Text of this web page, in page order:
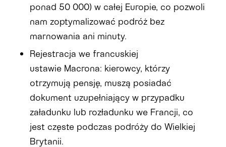
ponad 50 000) w całej Europie, co pozwoli
nam zoptymalizować podróż bez
marnowania ani minuty.
Rejestracja we francuskiej
ustawie Macrona: kierowcy, którzy
otrzymują pensję, muszą posiadać
dokument uzupełniający w przypadku
załadunku lub rozładunku we Francji, co
jest częste podczas podróży do Wielkiej
Brytanii.